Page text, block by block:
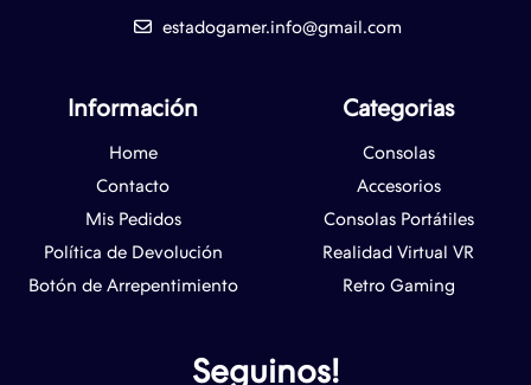
estadogamer.info@gmail.com
Información
Home
Contacto
Mis Pedidos
Política de Devolución
Botón de Arrepentimiento
Categorias
Consolas
Accesorios
Consolas Portátiles
Realidad Virtual VR
Retro Gaming
Seguinos!